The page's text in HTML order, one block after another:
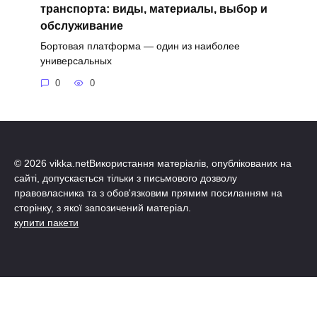
транспорта: виды, материалы, выбор и
обслуживание
Бортовая платформа — один из наиболее
универсальных
0 0
© 2026 vikka.netВикористання матеріалів, опублікованих на
сайті, допускається тільки з письмового дозволу
правовласника та з обов'язковим прямим посиланням на
сторінку, з якої запозичений матеріал.
купити пакети